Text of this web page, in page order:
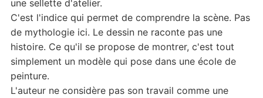
une sellette d'atelier.
C'est l'indice qui permet de comprendre la scène. Pas
de mythologie ici. Le dessin ne raconte pas une
histoire. Ce qu'il se propose de montrer, c'est tout
simplement un modèle qui pose dans une école de
peinture.
L'auteur ne considère pas son travail comme une